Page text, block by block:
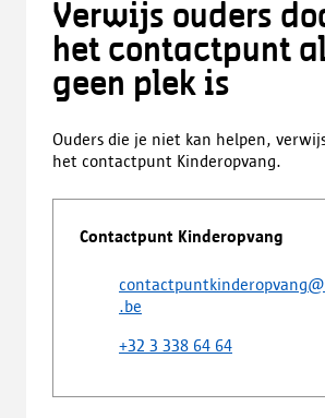
Verwijs ouders
het contactpunt
geen plek is
Ouders die je niet kan helpen,
het contactpunt Kinderopvang.
Contactpunt Kinderopvang
.be
+32 3 338 64 64